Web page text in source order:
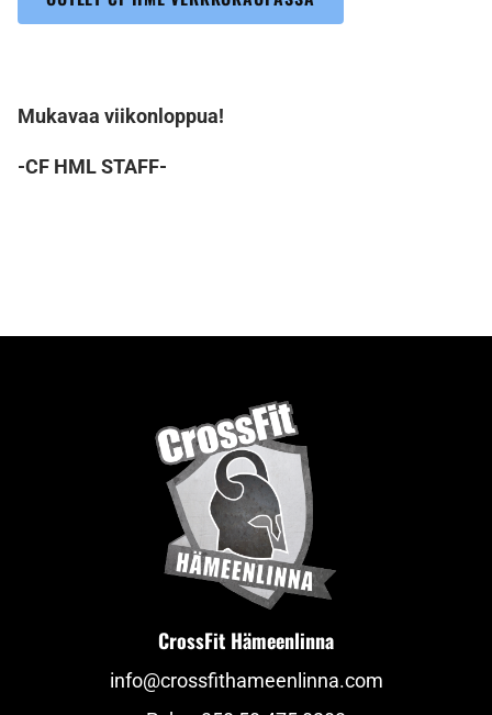
Mukavaa viikonloppua!
-CF HML STAFF-
CrossFit Hämeenlinna
info@crossfithameenlinna.com